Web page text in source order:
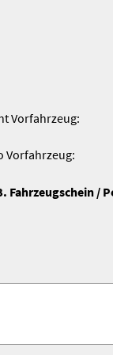
Vorfahrzeug:
Vorfahrzeug:
Fahrzeugschein /